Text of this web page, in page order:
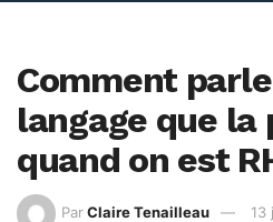
Comment
langage que la
quand on est
Par Claire Tenailleau
13